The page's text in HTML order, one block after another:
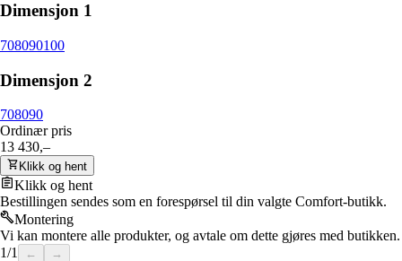
Dimensjon 1
708090100
Dimensjon 2
708090
Ordinær pris
13 430,–
Klikk og hent
Klikk og hent
Bestillingen sendes som en forespørsel til din valgte Comfort-butikk.
Montering
Vi kan montere alle produkter, og avtale om dette gjøres med butikken.
1/1 ← →